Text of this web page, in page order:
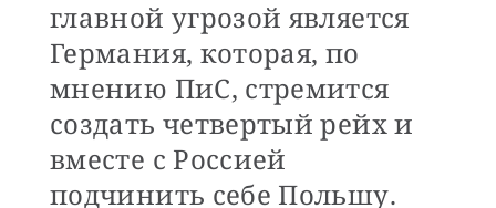
главной угрозой является
Германия, которая, по
мнению ПиС, стремится
создать четвертый рейх и
вместе с Россией
подчинить себе Польшу.